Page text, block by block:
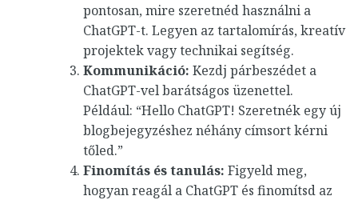
pontosan, mire szeretnéd használni a
ChatGPT-t. Legyen az tartalomírás, kreatív
projektek vagy technikai segítség.
Kommunikáció: Kezdj párbeszédet a
ChatGPT-vel barátságos üzenettel.
Például: “Hello ChatGPT! Szeretnék egy új
blogbejegyzéshez néhány címsort kérni
tőled.”
Finomítás és tanulás: Figyeld meg,
hogyan reagál a ChatGPT és finomítsd az